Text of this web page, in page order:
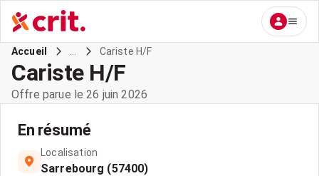
Accueil Cariste H/F
Cariste H/F
Offre parue le 26 juin 2026
En résumé
Localisation
Sarrebourg (57400)